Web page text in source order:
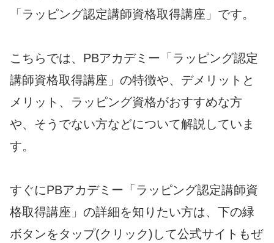
「ラッピング認定講師資格取得講座」です。
こちらでは、PBアカデミー「ラッピング認定
講師資格取得講座」の特徴や、デメリットと
メリット、ラッピング資格がおすすめな方
や、そうでない方などについて解説していま
す。
すぐにPBアカデミー「ラッピング認定講師資
格取得講座」の詳細を知りたい方は、下の緑
ボタンをタップ(クリック)して公式サイトもぜ